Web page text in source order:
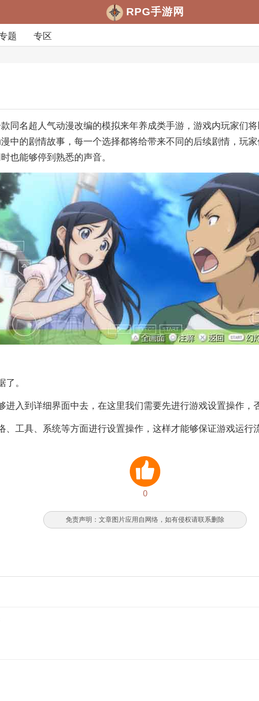
RPG手游网
题 专区
同名超人气动漫改编的模拟来年养成类手游，游戏内玩家们
中的剧情故事，每一个选择都将给带来不同的后续剧情，玩
也能够停到熟悉的声音。
。
进入到详细界面中去，在这里我们需要先进行游戏设置操作，
、工具、系统等方面进行设置操作，这样才能够保证游戏运行
0
免责声明：文章图片应用自网络，如有侵权请联系删除